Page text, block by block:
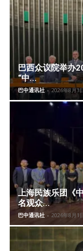
巴西众议院举办
“中...
巴中通讯社 - 2026年8月3
上海民族乐团《
名观众...
巴中通讯社 - 2026年8月1